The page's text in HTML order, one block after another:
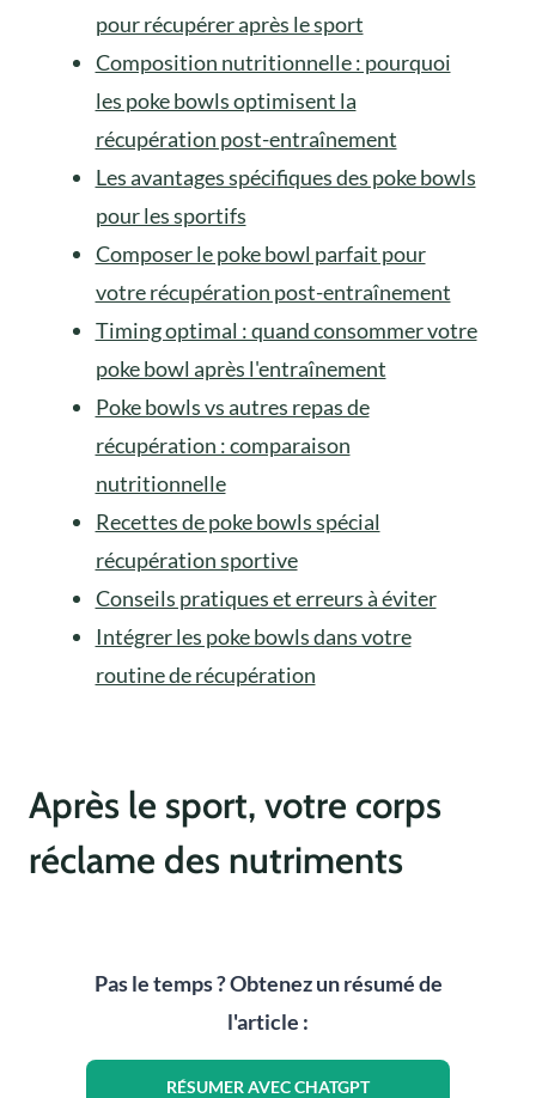
pour récupérer après le sport
Composition nutritionnelle : pourquoi
les poke bowls optimisent la
récupération post-entraînement
Les avantages spécifiques des poke bowls
pour les sportifs
Composer le poke bowl parfait pour
votre récupération post-entraînement
Timing optimal : quand consommer votre
poke bowl après l'entraînement
Poke bowls vs autres repas de
récupération : comparaison
nutritionnelle
Recettes de poke bowls spécial
récupération sportive
Conseils pratiques et erreurs à éviter
Intégrer les poke bowls dans votre
routine de récupération
Après le sport, votre corps
réclame des nutriments
Pas le temps ? Obtenez un résumé de
l'article :
RÉSUMER AVEC CHATGPT